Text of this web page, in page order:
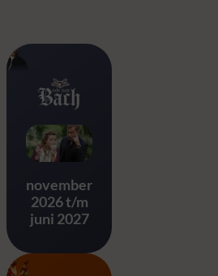
Ode aan Bach
november
2026 t/m
juni 2027